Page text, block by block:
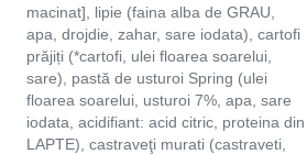
macinat], lipie (faina alba de GRAU,
apa, drojdie, zahar, sare iodata), cartofi
prăjiți (*cartofi, ulei floarea soarelui,
sare), pastă de usturoi Spring (ulei
floarea soarelui, usturoi 7%, apa, sare
iodata, acidifiant: acid citric, proteina din
LAPTE), castraveţi murati (castraveti,